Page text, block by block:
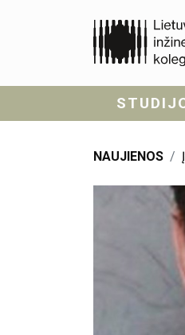
NAUJIENOS